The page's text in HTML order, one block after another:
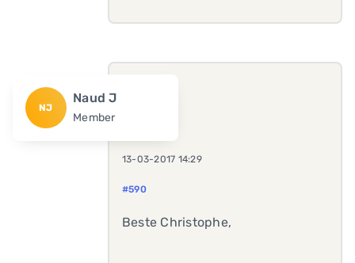
NJ
Naud J
Member
13-03-2017 14:29
#590
Beste Christophe,